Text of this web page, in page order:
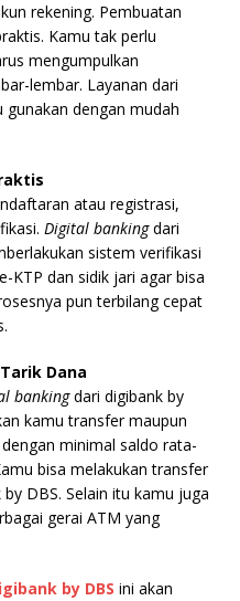
rekening. Pembuatan
Kamu tak perlu
mengumpulkan
lembar. Layanan dari
gunakan dengan mudah
atau registrasi,
Digital bankingdari
sistem verifikasi
KTP dan sidik jari agar bisa
pun terbilang cepat
Dana
bankingdari digibank by
kamu transfer maupun
minimal saldo rata-
bisa melakukan transfer
DBS. Selain itu kamu juga
gerai ATM yang
by DBS ini akan